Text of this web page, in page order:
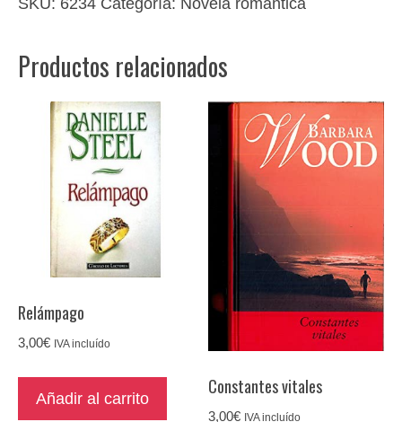
SKU: 6234 Categoría: Novela romántica
Productos relacionados
Relámpago
3,00€ IVA incluído
Añadir al carrito
Constantes vitales
3,00€ IVA incluído